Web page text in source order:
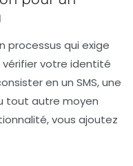
processus qui exige
votre identité
en un SMS, une
tout autre moyen
vous ajoutez